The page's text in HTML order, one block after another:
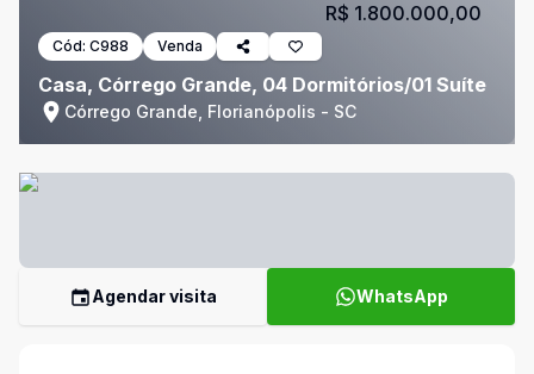
Cód: C988 Venda
Casa, Córrego Grande, 04 Dormitórios/01 Suíte
Córrego Grande, Florianópolis - SC
R$ 1.800.000,00
Agendar visita WhatsApp